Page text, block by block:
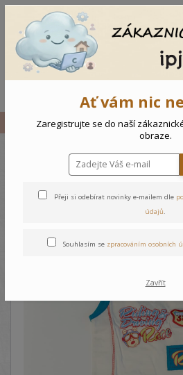
Vše Kojenecký komplet Race
Kojenecký
Ať vám nic
Zaregistrujte se do naší
obraze.
Přeji si odebírat novinky e-mailem dle
údajů.
Souhlasím se zpracováním osobních
Zavřít